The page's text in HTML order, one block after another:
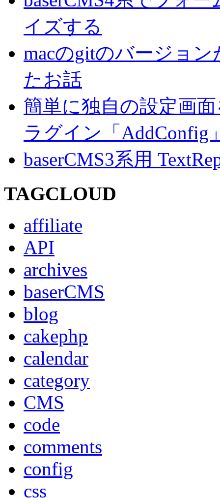
イズする
macのgitのバージョ
たお話
簡単に独自の設定画
ラグイン「AddConfig
baserCMS3系用
TAGCLOUD
affiliate
API
archives
baserCMS
blog
cakephp
calendar
category
CMS
code
comments
config
css